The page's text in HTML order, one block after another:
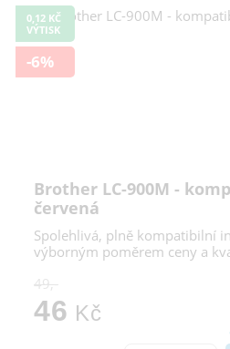
0,12 KČ
VÝTISK
-6%
Brother LC-900M -
červená
Spolehlivá, plně kompatibilní
výborným poměrem ceny a
49,-
46 Kč